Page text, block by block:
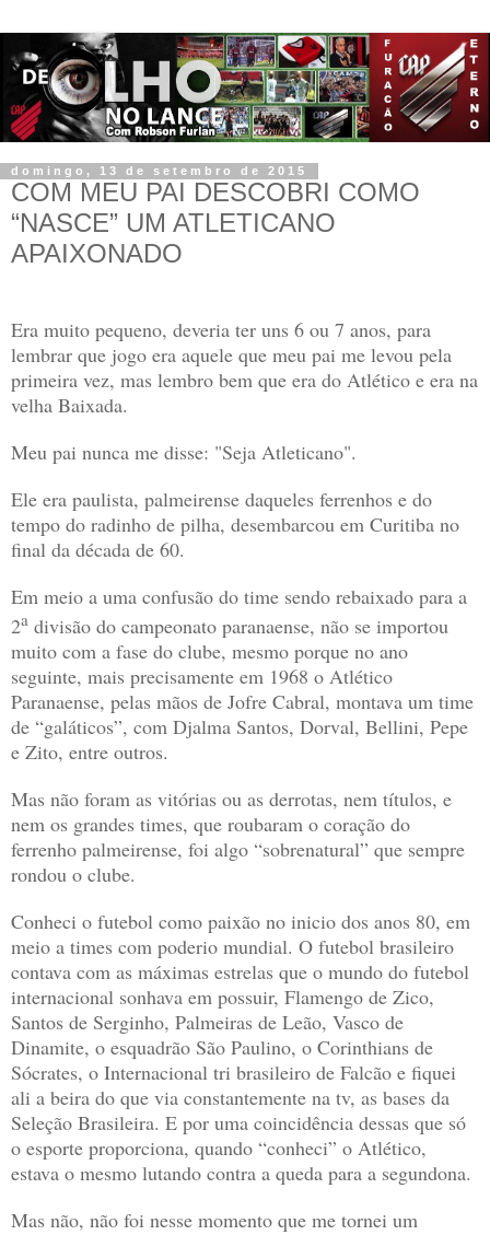
domingo, 13 de setembro de 2015
COM MEU PAI DESCOBRI COMO
“NASCE” UM ATLETICANO
APAIXONADO
Era muito pequeno, deveria ter uns 6 ou 7 anos, para
lembrar que jogo era aquele que meu pai me levou pela
primeira vez, mas lembro bem que era do Atlético e era na
velha Baixada.
Meu pai nunca me disse: "Seja Atleticano".
Ele era paulista, palmeirense daqueles ferrenhos e do
tempo do radinho de pilha, desembarcou em Curitiba no
final da década de 60.
Em meio a uma confusão do time sendo rebaixado para a
2a divisão do campeonato paranaense, não se importou
muito com a fase do clube, mesmo porque no ano
seguinte, mais precisamente em 1968 o Atlético
Paranaense, pelas mãos de Jofre Cabral, montava um time
de “galáticos”, com Djalma Santos, Dorval, Bellini, Pepe
e Zito, entre outros.
Mas não foram as vitórias ou as derrotas, nem títulos, e
nem os grandes times, que roubaram o coração do
ferrenho palmeirense, foi algo “sobrenatural” que sempre
rondou o clube.
Conheci o futebol como paixão no inicio dos anos 80, em
meio a times com poderio mundial. O futebol brasileiro
contava com as máximas estrelas que o mundo do futebol
internacional sonhava em possuir, Flamengo de Zico,
Santos de Serginho, Palmeiras de Leão, Vasco de
Dinamite, o esquadrão São Paulino, o Corinthians de
Sócrates, o Internacional tri brasileiro de Falcão e fiquei
ali a beira do que via constantemente na tv, as bases da
Seleção Brasileira. E por uma coincidência dessas que só
o esporte proporciona, quando “conheci” o Atlético,
estava o mesmo lutando contra a queda para a segundona.
Mas não, não foi nesse momento que me tornei um